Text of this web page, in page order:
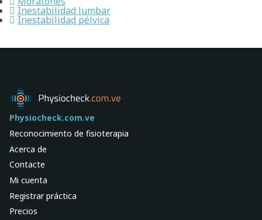
Inestabilidad lumbar
Inestabilidad pélvica
Physiocheck.com.ve
Reconocimiento de fisioterapia
Acerca de
Contacte
Mi cuenta
Registrar práctica
Precios